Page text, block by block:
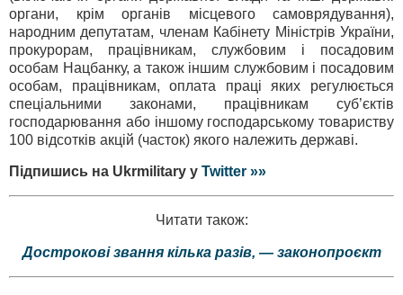
органи, крім органів місцевого самоврядування),
народним депутатам, членам Кабінету Міністрів України,
прокурорам, працівникам, службовим і посадовим
особам Нацбанку, а також іншим службовим і посадовим
особам, працівникам, оплата праці яких регулюється
спеціальними законами, працівникам суб’єктів
господарювання або іншому господарському товариству
100 відсотків акцій (часток) якого належить державі.
Підпишись на Ukrmilitary у Twitter »»
Читати також:
Дострокові звання кілька разів, — законопроєкт